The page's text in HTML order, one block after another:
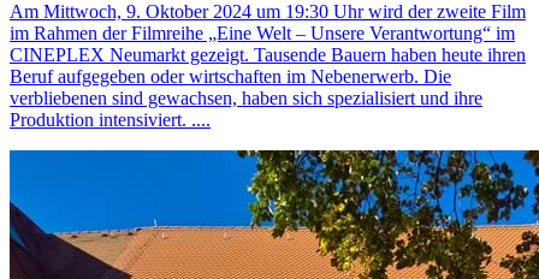
Am Mittwoch, 9. Oktober 2024 um 19:30 Uhr wird der zweite Film
im Rahmen der Filmreihe „Eine Welt – Unsere Verantwortung“ im
CINEPLEX Neumarkt gezeigt. Tausende Bauern haben heute ihren
Beruf aufgegeben oder wirtschaften im Nebenerwerb. Die
verbliebenen sind gewachsen, haben sich spezialisiert und ihre
Produktion intensiviert. ....